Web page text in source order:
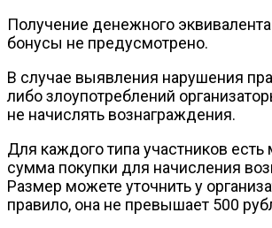
Получение денежного
бонусы не предусмотрено.
В случае выявления нарушения
либо злоупотреблений
не начислять вознаграждения.
Для каждого типа участников
сумма покупки для начисления
Размер можете уточнить у
правило, она не превышает 500